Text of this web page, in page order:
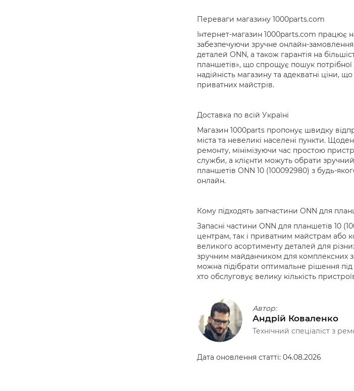
Переваги магазину 1000parts.com
Інтернет-магазин 1000parts.com працює
забезпечуючи зручне онлайн-замовлення
деталей ONN, а також гарантія на
планшетів», що спрощує пошук
надійність магазину та адекватні
приватних майстрів.
Доставка по всій Україні
Магазин 1000parts пропонує швидку
міста та невеликі населені пункти.
ремонту, мінімізуючи час простою
служби, а клієнти можуть обрати
планшетів ONN 10 (100092980) з будь-
онлайн.
Кому підходять запчастини ONN для
Запасні частини ONN для планшетів 10
центрам, так і приватним майстрам або
великого асортименту деталей для
зручним майданчиком для комплексних
можна підібрати оптимальне рішення
хто обслуговує велику кількість
Автор:
Андрій Коваленко
Технічний спеціаліст з
Дата оновлення статті: 04.08.2026